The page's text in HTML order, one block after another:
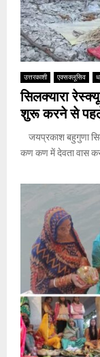
उत्तरकाशी एक्सक्लूसिव
सिलक्यारा
शुरू करने से
जयप्रकाश बहुगुणा
कण कण में देवता वास